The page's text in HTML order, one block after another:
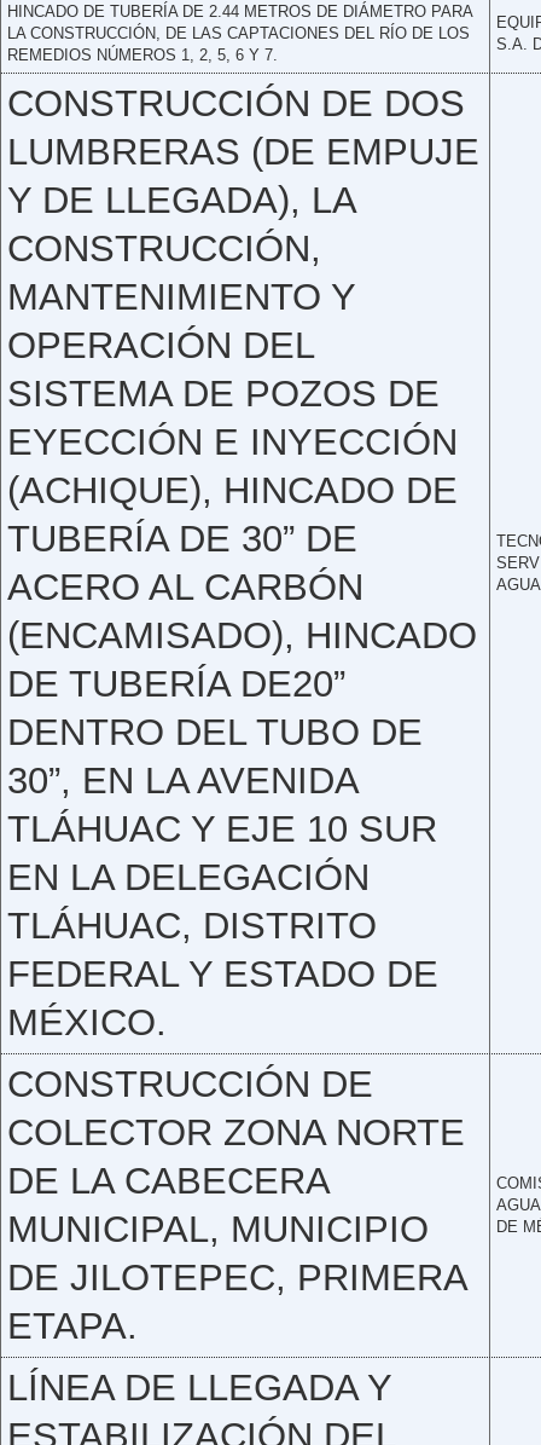
HINCADO DE TUBERÍA DE 2.44 METROS DE DIÁMETRO PARA
LA CONSTRUCCIÓN, DE LAS CAPTACIONES DEL RÍO DE LOS
REMEDIOS NÚMEROS 1, 2, 5, 6 Y 7.
S.A.
CONSTRUCCIÓN DE DOS
LUMBRERAS (DE EMPUJE
Y DE LLEGADA), LA
CONSTRUCCIÓN,
MANTENIMIENTO Y
OPERACIÓN DEL
SISTEMA DE POZOS DE
EYECCIÓN E INYECCIÓN
(ACHIQUE), HINCADO DE
TUBERÍA DE 30” DE
ACERO AL CARBÓN
(ENCAMISADO), HINCADO
DE TUBERÍA DE20”
DENTRO DEL TUBO DE
30”, EN LA AVENIDA
TLÁHUAC Y EJE 10 SUR
EN LA DELEGACIÓN
TLÁHUAC, DISTRITO
FEDERAL Y ESTADO DE
MÉXICO.
CONSTRUCCIÓN DE
COLECTOR ZONA NORTE
DE LA CABECERA
MUNICIPAL, MUNICIPIO
DE JILOTEPEC, PRIMERA
ETAPA.
DE
LÍNEA DE LLEGADA Y
ESTABILIZACIÓN DEL